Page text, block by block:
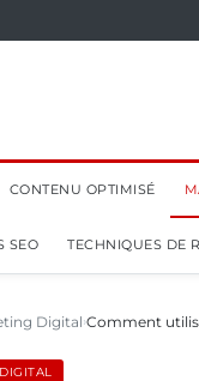
CONTENU OPTIMISÉ
SEO TECHNIQUES DE
Digital Comment